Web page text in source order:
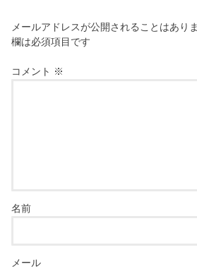
メールアドレスが公開されることはあり
欄は必須項目です
コメント ※
名前
メール